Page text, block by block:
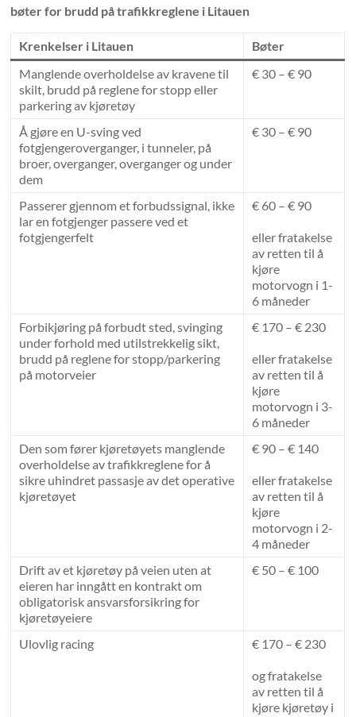
bøter for brudd på trafikkreglene i Litauen
Krenkelser i Litauen
Bøter
Manglende overholdelse av kravene til
skilt, brudd på reglene for stopp eller
parkering av kjøretøy
€ 30 – € 90
Å gjøre en U-sving ved
fotgjengeroverganger, i tunneler, på
broer, overganger, overganger og under
dem
€ 30 – € 90
Passerer gjennom et forbudssignal, ikke
lar en fotgjenger passere ved et
fotgjengerfelt
€ 60 – € 90
eller fratakelse
av retten til å
kjøre
motorvogn i 1-
6 måneder
Forbikjøring på forbudt sted, svinging
under forhold med utilstrekkelig sikt,
brudd på reglene for stopp/parkering
på motorveier
€ 170 – € 230
eller fratakelse
av retten til å
kjøre
motorvogn i 3-
6 måneder
Den som fører kjøretøyets manglende
overholdelse av trafikkreglene for å
sikre uhindret passasje av det operative
kjøretøyet
€ 90 – € 140
eller fratakelse
av retten til å
kjøre
motorvogn i 2-
4 måneder
Drift av et kjøretøy på veien uten at
eieren har inngått en kontrakt om
obligatorisk ansvarsforsikring for
kjøretøyeiere
€ 50 – € 100
Ulovlig racing € 170 – € 230
og fratakelse
av retten til å
kjøre kjøretøy i